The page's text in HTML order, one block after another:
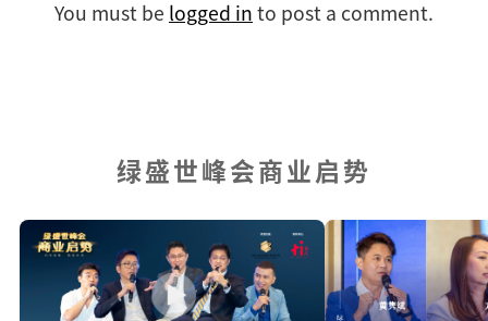
You must be logged in to post a comment.
绿盛世峰会商业启势